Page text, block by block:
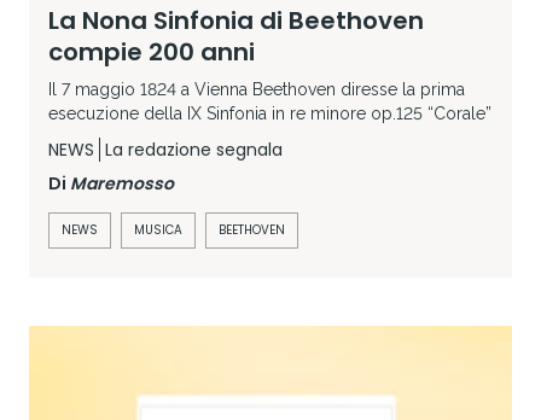
La Nona Sinfonia di Beethoven
compie 200 anni
Il 7 maggio 1824 a Vienna Beethoven diresse la prima
esecuzione della IX Sinfonia in re minore op.125 “Corale”
NEWS La redazione segnala
Di Maremosso
NEWS MUSICA BEETHOVEN